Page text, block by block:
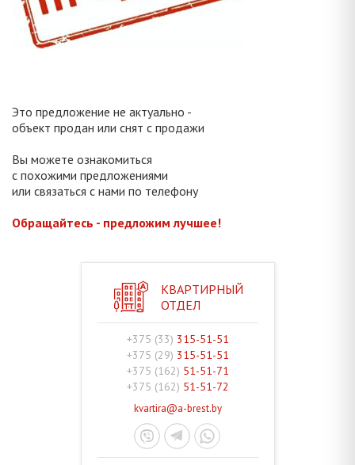
Это предложение не актуально -
объект продан или снят с продажи
Вы можете ознакомиться
с похожими предложениями
или связаться с нами по телефону
Обращайтесь - предложим лучшее!
КВАРТИРНЫЙ
ОТДЕЛ
+375 (33) 315-51-51
+375 (29) 315-51-51
+375 (162) 51-51-71
+375 (162) 51-51-72
kvartira@a-brest.by